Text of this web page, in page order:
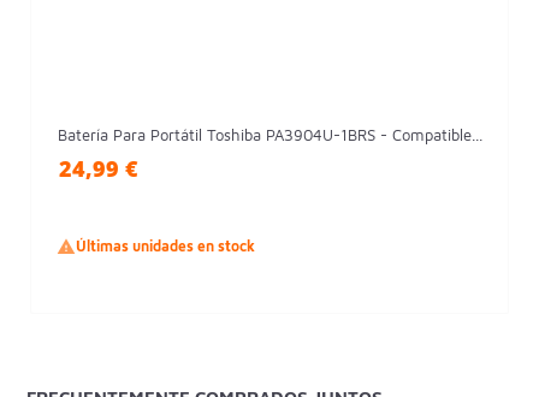
Batería Para Portátil Toshiba PA3904U-1BRS - Compatible...
24,99 €
Últimas unidades en stock